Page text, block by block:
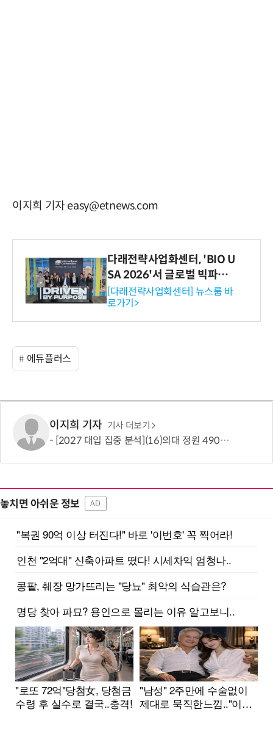
이지희 기자 easy@etnews.com
다래전략사업화센터, 'BIO U
SA 2026'서 글로벌 빅파마
와의 비즈니스 미팅 지원…K
-바이오 해외 진출 교두보 확
보
[다래전략사업화센터] 뉴스룸 바
로가기>
에듀플러스
이지희 기자 기사 더보기
[2027 대입 집중 분석](16)의대 정원 490명 늘었지만…서울·수도권은 전형 변화에 주목
놓치면 아쉬운 정보 AD